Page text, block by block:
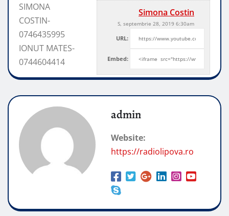
Simona Costin
S, septembrie 28, 2019 6:30am
URL:
Embed:
SIMONA
COSTIN-
0746435995
IONUT MATES-
0744604414
admin
Website:
https://radiolipova.ro